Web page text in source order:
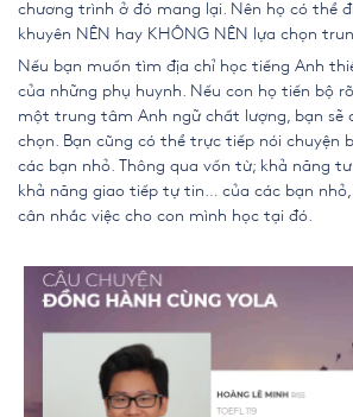
chương trình ở đó mang lại. Nên họ có thể
khuyên NÊN hay KHÔNG NÊN lựa chọn
Nếu bạn muốn tìm địa chỉ học tiếng Anh
của những phụ huynh. Nếu con họ tiến bộ
một trung tâm Anh ngữ chất lượng , bạn
chọn. Bạn cũng có thể trực tiếp nói chuyện
các bạn nhỏ. Thông qua vốn từ; khả năng
khả năng giao tiếp tự tin… của các bạn
cân nhắc việc cho con mình học tại đó.